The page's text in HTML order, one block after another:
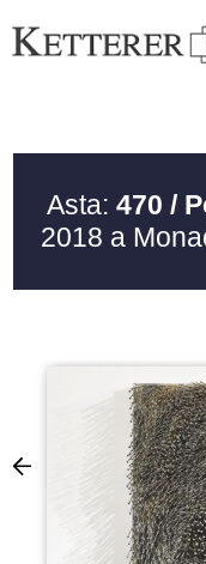
Asta: 470 /
2018 a